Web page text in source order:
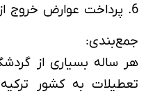
6. پرداخت عوارض خروج از ایران
جمع‌بندی:
هر ساله بسیاری از
تعطیلات به کشور